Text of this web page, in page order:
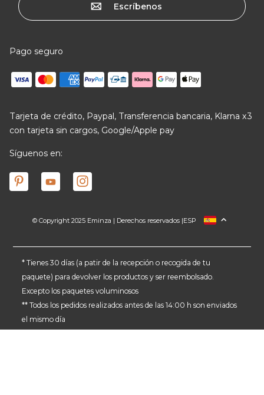
Escríbenos
Pago seguro
Tarjeta de crédito, Paypal, Transferencia bancaria, Klarna x3
con tarjeta sin cargos, Google/Apple pay
Síguenos en:
© Copyright 2025 Eminza | Derechos reservados |
FRANCIA
ALEMANIA
PAÍSES BAJOS
ESP
* Tienes 30 días (a patir de la recepción o recogida de tu
paquete) para devolver los productos y ser reembolsado.
Excepto los paquetes voluminosos
** Todos los pedidos realizados antes de las 14:00 h son enviados
el mismo día